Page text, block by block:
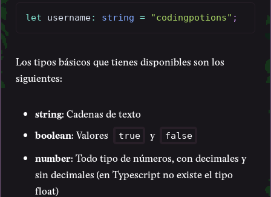
let username: string = "codingpotions" ;
Los tipos básicos que tienes disponibles son los
siguientes:
string: Cadenas de texto
boolean: Valores true y false
number: Todo tipo de números, con decimales y
sin decimales (en Typescript no existe el tipo
float)